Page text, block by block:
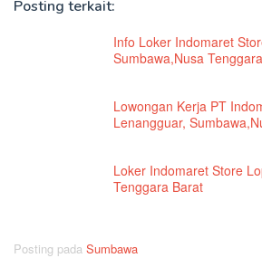
Posting terkait:
Info Loker Indomaret
Sumbawa,Nusa
Lowongan Kerja PT
Lenangguar,
Loker Indomaret Store
Tenggara Barat
Posting pada Sumbawa